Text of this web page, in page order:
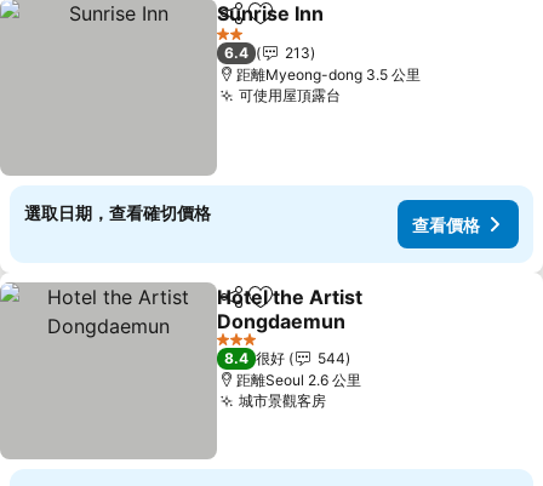
分享 放到收藏夾
Sunrise Inn
2 星級
6.4
213
距離Myeong-dong 3.5 公里
可使用屋頂露台
選取日期，查看確切價格
查看價格
分享 放到收藏夾
Hotel the Artist
Dongdaemun
3 星級
8.4 很好
544
距離Seoul 2.6 公里
城市景觀客房